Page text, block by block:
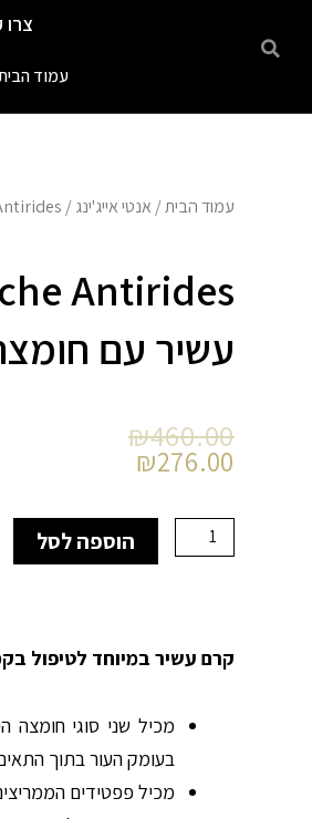
צרו קשר:
עמוד
עמוד הבית/ אנטי אייג'ינג/ Crème Vital Riche Antirides קרם מתקן עשיר עם חומצה היאלרונית
עשיר עם
₪460.00
המחיר
המקורי
₪460.00.
₪276.00
המחיר
הנוכחי
₪276.00.
כמות
קרם
הוספה לסל
קרם עשיר במיוחד לטיפול
מכיל שני סוגי חומצה
בעומק העור בתוך
מכיל פפטידים הממריצים